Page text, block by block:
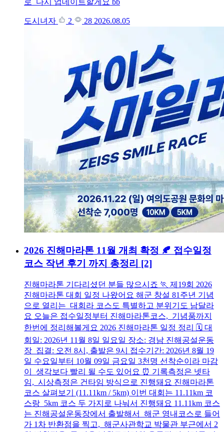
로 다시 업데이트할게요 bb
도시녀자 2 28 2026.08.05
2026 진해마라톤 11월 개최 확정 🍂 접수일정
코스 작년 후기 까지 총정리 [2]
진해마라톤 기다리셨던 분들 많으시죠 🏃 제19회 2026
진해마라톤 대회 일정 나왔어요 해군 창설 81주년 기념
으로 열리는 대회라 코스도 특별하고 분위기도 남달라
요 오늘은 접수일정부터 진해마라톤코스, 기념품까지
한번에 정리해볼게요 2026 진해마라톤 일정 정리 🗓️ 대
회일: 2026년 11월 8일 일요일 장소: 경남 진해공설운동
장 집결: 오전 8시, 출발은 9시 접수기간: 2026년 8월 19
일 수요일부터 10월 09일 금요일 3천명 선착순이라 마감
이 생각보다 빨리 될 수도 있어요 ⏰ 기록측정은 넷타
임, 시상측정은 건타임 방식으로 진행돼요 진해마라톤
코스 살펴보기 (11.11km / 5km) 이번 대회는 11.11km 코
스랑 5km 코스 두 가지로 나눠서 진행돼요 11.11km 코스
는 진해공설운동장에서 출발해서 해군 영내코스로 들어
가 1차 반환점을 찍고, 해군사관학교 박물관 부근에서 2